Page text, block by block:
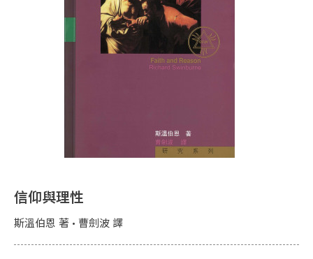
信仰與理性
斯溫伯恩 著 • 曹劍波 譯